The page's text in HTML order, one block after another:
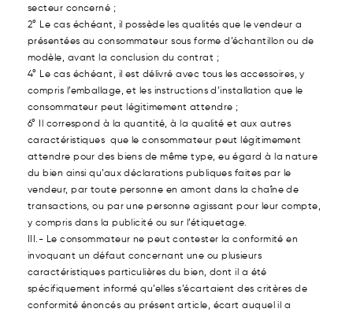
secteur concerné ;
2° Le cas échéant, il possède les qualités que le vendeur a
présentées au consommateur sous forme d’échantillon ou de
modèle, avant la conclusion du contrat ;
4° Le cas échéant, il est délivré avec tous les accessoires, y
compris l’emballage, et les instructions d’installation que le
consommateur peut légitimement attendre ;
6° Il correspond à la quantité, à la qualité et aux autres
caractéristiques que le consommateur peut légitimement
attendre pour des biens de même type, eu égard à la nature
du bien ainsi qu’aux déclarations publiques faites par le
vendeur, par toute personne en amont dans la chaîne de
transactions, ou par une personne agissant pour leur compte,
y compris dans la publicité ou sur l’étiquetage.
III.- Le consommateur ne peut contester la conformité en
invoquant un défaut concernant une ou plusieurs
caractéristiques particulières du bien, dont il a été
spécifiquement informé qu’elles s’écartaient des critères de
conformité énoncés au présent article, écart auquel il a